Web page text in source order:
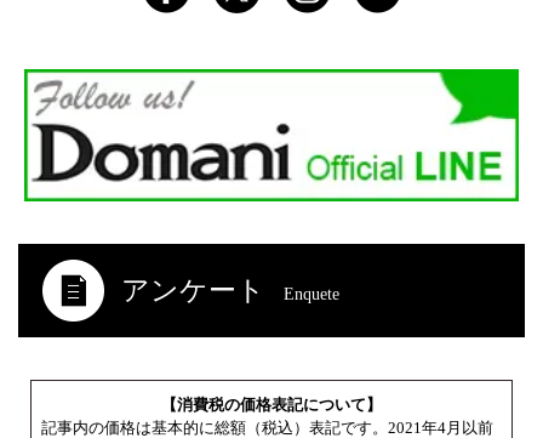
アンケート Enquete
【消費税の価格表記について】
記事内の価格は基本的に総額（税込）表記です。2021年4月以前